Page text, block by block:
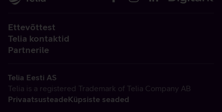
Ettevõttest
Telia kontaktid
Partnerile
Telia Eesti AS
Telia is a registered Trademark of Telia Company AB
PrivaatsusteadeKüpsiste seaded